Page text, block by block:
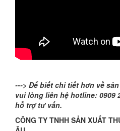
---> Để biết chi tiết hơn về
vui lòng liên hệ hotline: 0909
hỗ trợ tư vấn.
CÔNG TY TNHH SẢN XUẤT